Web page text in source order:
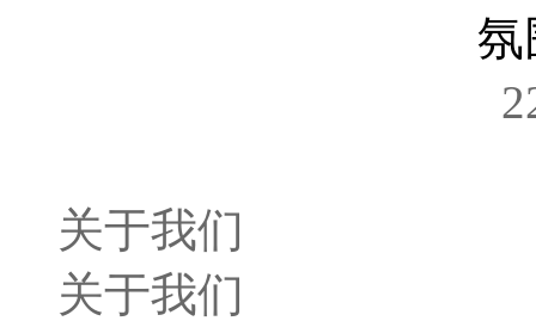
氛
关于我们
关于我们